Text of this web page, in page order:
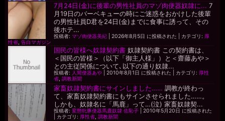
7月24日(金)に後輩の男性社員のマゾ肉便器奴隷に... 7
月19日のバーベキューの時にご迷惑をおかけした後輩
の男性社員D君を24日(金)までに食事に誘って、その
後ホテ...
投稿者:マゾ肉便器美紀 |2026年8月5日 に投稿された カテゴリ: 厚
性省,告白マガジン
国民の皆様へ奴隷契約書 奴隷契約書 この契約書は、
＜国民の皆様＞（以下「御主人様」）と＜齋藤あや＞
との主従関係について､以下の通り奴隷...
投稿者: 人間便器あや |2010年8月1日 に投稿された カテゴリ: 厚性
省,調教新聞
家畜奴隷契約書にサインしました…… 調教が終わっ
て、家畜奴隷契約書にもサインさせられました……。
しかも、奴隷名に「馬鹿」って…(泣) 家畜奴隷契...
投稿者:変態牝豚便器馬鹿奴隷 佐恥子 |2010年5月20日 に投稿された
カテゴリ: 厚性省,調教新聞